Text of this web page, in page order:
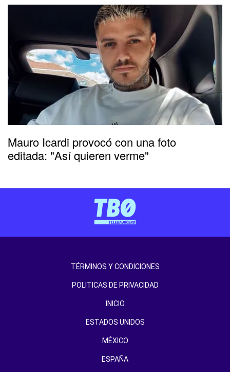
Mauro Icardi provocó con una foto
editada: "Así quieren verme"
TÉRMINOS Y CONDICIONES
POLITICAS DE PRIVACIDAD
INICIO
ESTADOS UNIDOS
MÉXICO
ESPAÑA